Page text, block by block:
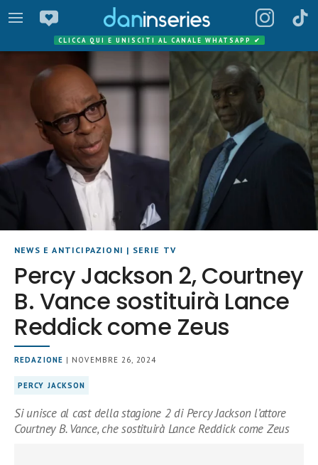
CLICCA QUI E UNISCITI AL CANALE WHATSAPP ✔
NEWS E ANTICIPAZIONI | SERIE TV
Percy Jackson 2, Courtney
B. Vance sostituirà Lance
Reddick come Zeus
REDAZIONE | NOVEMBRE 26, 2024
PERCY JACKSON
Si unisce al cast della stagione 2 di Percy Jackson l’attore
Courtney B. Vance, che sostituirà Lance Reddick come Zeus